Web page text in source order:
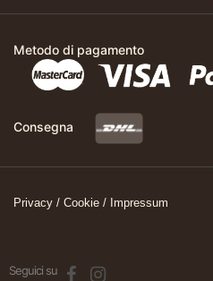
Metodo di pagamento
Consegna
Privacy / Cookie / Impressum
Seguici su